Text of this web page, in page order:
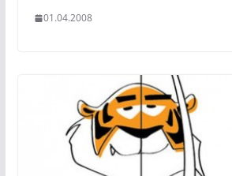
01.04.2008